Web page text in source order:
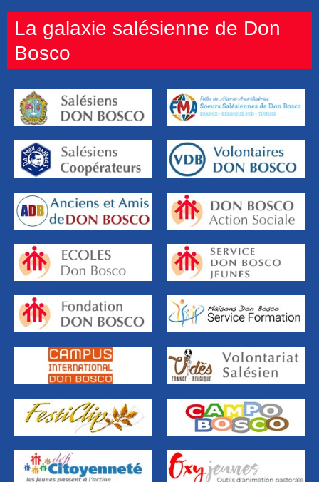
La galaxie salésienne de Don
Bosco